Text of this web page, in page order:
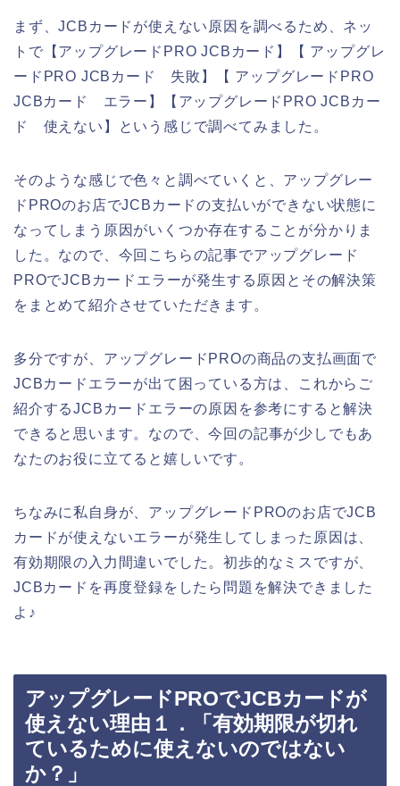
まず、JCBカードが使えない原因を調べるため、ネッ
トで【アップグレードPRO JCBカード】【 アップグレ
ードPRO JCBカード 失敗】【 アップグレードPRO
JCBカード エラー】【アップグレードPRO JCBカー
ド 使えない】という感じで調べてみました。
そのような感じで色々と調べていくと、アップグレー
ドPROのお店でJCBカードの支払いができない状態に
なってしまう原因がいくつか存在することが分かりま
した。なので、今回こちらの記事でアップグレード
PROでJCBカードエラーが発生する原因とその解決策
をまとめて紹介させていただきます。
多分ですが、アップグレードPROの商品の支払画面で
JCBカードエラーが出て困っている方は、これからご
紹介するJCBカードエラーの原因を参考にすると解決
できると思います。なので、今回の記事が少しでもあ
なたのお役に立てると嬉しいです。
ちなみに私自身が、アップグレードPROのお店でJCB
カードが使えないエラーが発生してしまった原因は、
有効期限の入力間違いでした。初歩的なミスですが、
JCBカードを再度登録をしたら問題を解決できました
よ♪
アップグレードPROでJCBカードが
使えない理由１．「有効期限が切れ
ているために使えないのではない
か？」